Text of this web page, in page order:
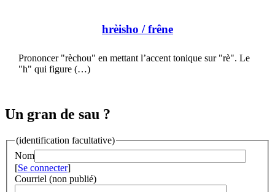
hrèisho / frêne
Prononcer "rèchou" en mettant l’accent tonique sur "rè". Le
"h" qui figure (…)
Un gran de sau ?
(identification facultative)
Nom
[Se connecter]
Courriel (non publié)